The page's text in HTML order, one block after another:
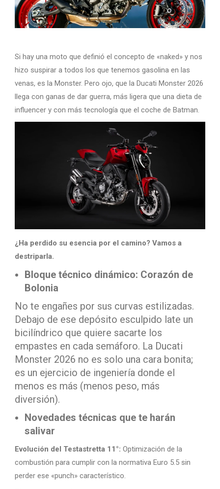
Si hay una moto que definió el concepto de «naked» y nos
hizo suspirar a todos los que tenemos gasolina en las
venas, es la Monster. Pero ojo, que la Ducati Monster 2026
llega con ganas de dar guerra, más ligera que una dieta de
influencer y con más tecnología que el coche de Batman.
¿Ha perdido su esencia por el camino? Vamos a
destriparla.
Bloque técnico dinámico: Corazón de
Bolonia
No te engañes por sus curvas estilizadas.
Debajo de ese depósito esculpido late un
bicilíndrico que quiere sacarte los
empastes en cada semáforo. La Ducati
Monster 2026 no es solo una cara bonita;
es un ejercicio de ingeniería donde el
menos es más (menos peso, más
diversión).
Novedades técnicas que te harán
salivar
Evolución del Testastretta 11°: Optimización de la
combustión para cumplir con la normativa Euro 5.5 sin
perder ese «punch» característico.